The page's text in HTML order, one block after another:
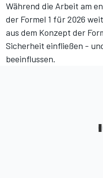
Während die Arbeit am
der Formel 1 für 2026
aus dem Konzept der
Sicherheit einfließen -
beeinflussen.